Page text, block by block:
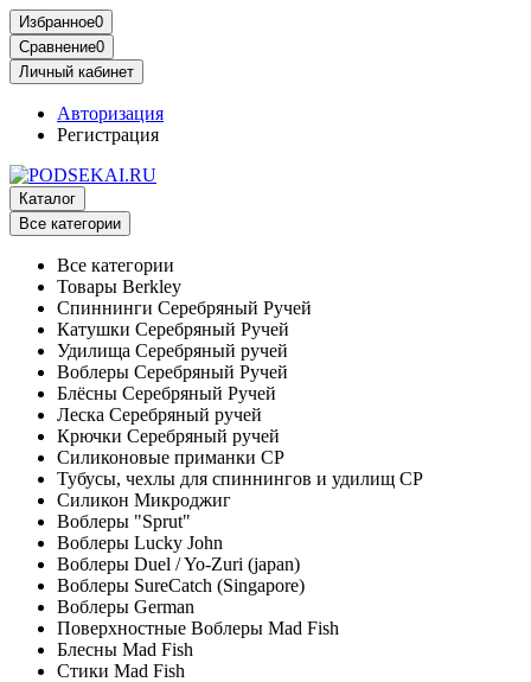
Избранное0
Сравнение0
Личный кабинет
Авторизация
Регистрация
Каталог
Все категории
Все категории
Товары Berkley
Спиннинги Серебряный Ручей
Катушки Серебряный Ручей
Удилища Серебряный ручей
Воблеры Серебряный Ручей
Блёсны Серебряный Ручей
Леска Серебряный ручей
Крючки Серебряный ручей
Силиконовые приманки СР
Тубусы, чехлы для спиннингов и удилищ СР
Силикон Микроджиг
Воблеры "Sprut"
Воблеры Lucky John
Воблеры Duel / Yo-Zuri (japan)
Воблеры SureCatch (Singapore)
Воблеры German
Поверхностные Воблеры Mad Fish
Блесны Mad Fish
Стики Mad Fish